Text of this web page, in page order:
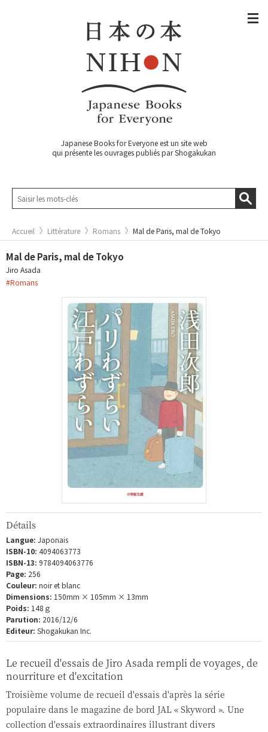
Japanese Books for Everyone est un site web
qui présente les ouvrages publiés par Shogakukan
Accueil Littérature Romans Mal de Paris, mal de Tokyo
Mal de Paris, mal de Tokyo
Jiro Asada
#Romans
Détails
Langue: Japonais
ISBN-10: 4094063773
ISBN-13: 9784094063776
Page: 256
Couleur: noir et blanc
Dimensions: 150mm × 105mm × 13mm
Poids: 148ｇ
Parution: 2016/12/6
Editeur: Shogakukan Inc.
Le recueil d'essais de Jiro Asada rempli de voyages, de
nourriture et d'excitation
Troisième volume de recueil d'essais d'après la série
populaire dans le magazine de bord JAL « Skyword ». Une
collection d'essais extraordinaires illustrant divers